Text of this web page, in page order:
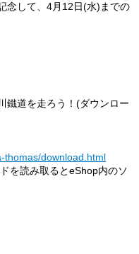
念して、4月12日(水)までの
鐵道を走ろう！(ダウンロー
thomas/download.html
を読み取るとeShop内のソ